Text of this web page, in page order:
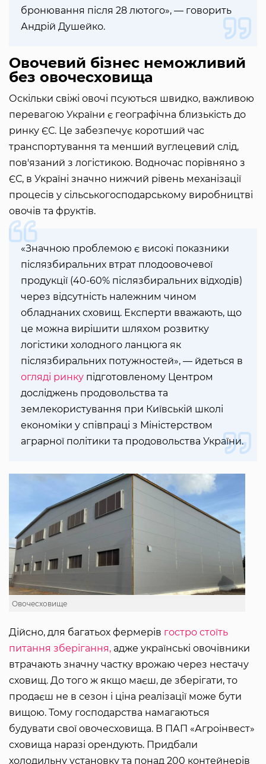
бронювання після 28 лютого», — говорить
Андрій Душейко.
Овочевий бізнес неможливий
без овочесховища
Оскільки свіжі овочі псуються швидко, важливою
перевагою України є географічна близькість до
ринку ЄС. Це забезпечує коротший час
транспортування та менший вуглецевий слід,
пов'язаний з логістикою. Водночас порівняно з
ЄС, в Україні значно нижчий рівень механізації
процесів у сільськогосподарському виробництві
овочів та фруктів.
«Значною проблемою є високі показники
післязбиральних втрат плодоовочевої
продукції (40-60% післязбиральних відходів)
через відсутність належним чином
обладнаних сховищ. Експерти вважають, що
це можна вирішити шляхом розвитку
логістики холодного ланцюга як
післязбиральних потужностей», — йдеться в
огляді ринку підготовленому Центром
досліджень продовольства та
землекористування при Київській школі
економіки у співпраці з Міністерством
аграрної політики та продовольства України.
Овочесховище
Дійсно, для багатьох фермерів гостро стоїть
питання зберігання, адже українські овочівники
втрачають значну частку врожаю через нестачу
сховищ. До того ж якщо маєш, де зберігати, то
продаєш не в сезон і ціна реалізації може бути
вищою. Тому господарства намагаються
будувати свої овочесховища. В ПАП «Агроінвест»
сховища наразі орендують. Придбали
холодильну установку та понад 200 контейнерів